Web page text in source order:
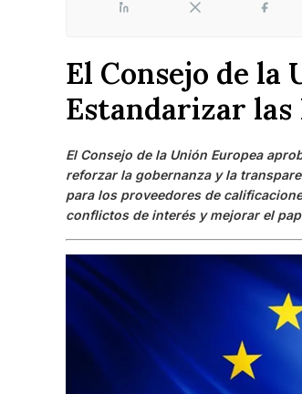
LinkedIn X
El Consejo de la
Estandarizar las
El Consejo de la Unión Europea
reforzar la gobernanza y la
para los proveedores de
conflictos de interés y mejorar el